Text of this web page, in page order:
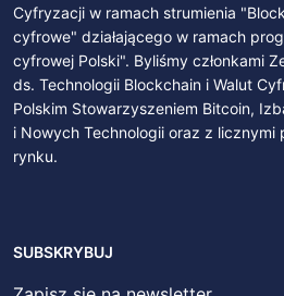
Cyfryzacji w ramach strumienia
cyfrowe" działającego w ramach
cyfrowej Polski". Byliśmy członkami
ds. Technologii Blockchain i Walut
Polskim Stowarzyszeniem Bitcoin,
i Nowych Technologii oraz z licznymi
rynku.
SUBSKRYBUJ